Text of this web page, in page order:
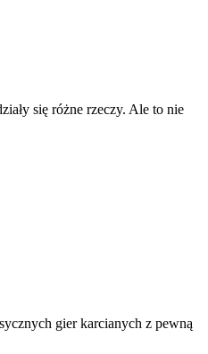
się różne rzeczy. Ale to nie
gier karcianych z pewną